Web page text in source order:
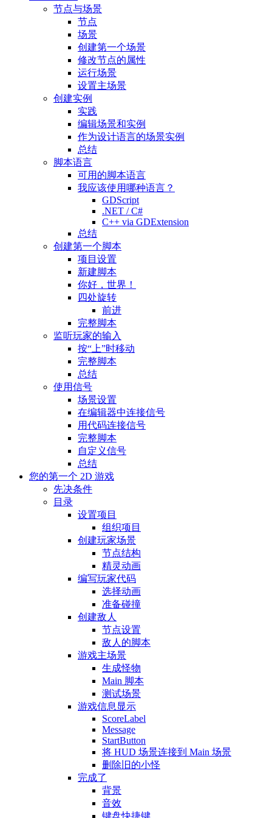
节点与场景
节点
场景
创建第一个场景
修改节点的属性
运行场景
设置主场景
创建实例
实践
编辑场景和实例
作为设计语言的场景实例
总结
脚本语言
可用的脚本语言
我应该使用哪种语言？
GDScript
.NET / C#
C++ via GDExtension
总结
创建第一个脚本
项目设置
新建脚本
你好，世界！
四处旋转
前进
完整脚本
监听玩家的输入
按“上”时移动
完整脚本
总结
使用信号
场景设置
在编辑器中连接信号
用代码连接信号
完整脚本
自定义信号
总结
您的第一个 2D 游戏
先决条件
目录
设置项目
组织项目
创建玩家场景
节点结构
精灵动画
编写玩家代码
选择动画
准备碰撞
创建敌人
节点设置
敌人的脚本
游戏主场景
生成怪物
Main 脚本
测试场景
游戏信息显示
ScoreLabel
Message
StartButton
将 HUD 场景连接到 Main 场景
删除旧的小怪
完成了
背景
音效
键盘快捷键